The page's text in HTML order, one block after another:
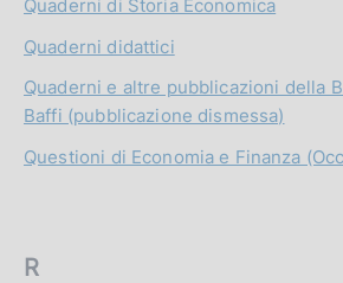
Quaderni di Storia Economica
Quaderni didattici
Quaderni e altre pubblicazioni della
Baffi (pubblicazione dismessa)
Questioni di Economia e Finanza
R